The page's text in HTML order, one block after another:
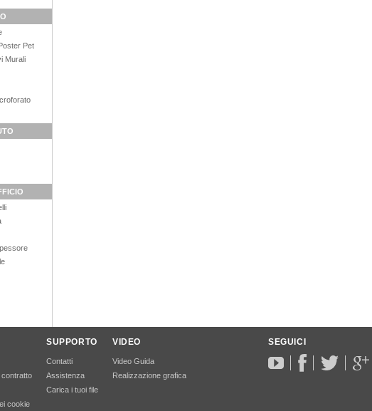
Pet
Murali
contratto
cookie
SUPPORTO
Contatti
Assistenza
Carica i tuoi file
VIDEO
Video Guida
Realizzazione grafica
SEGUICI